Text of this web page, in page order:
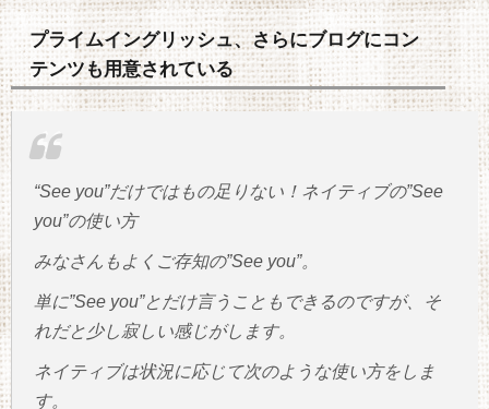
プライムイングリッシュ、さらにブログにコン
テンツも用意されている
“See you”だけではもの足りない！ネイティブの”See
you”の使い方
みなさんもよくご存知の”See you”。
単に”See you”とだけ言うこともできるのですが、そ
れだと少し寂しい感じがします。
ネイティブは状況に応じて次のような使い方をしま
す。